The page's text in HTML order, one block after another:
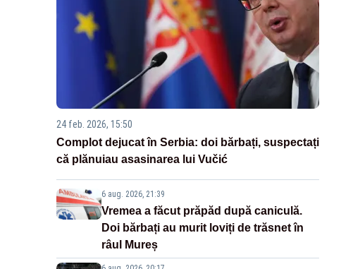
24 feb. 2026, 15:50
Complot dejucat în Serbia: doi bărbați, suspectați
că plănuiau asasinarea lui Vučić
6 aug. 2026, 21:39
Vremea a făcut prăpăd după caniculă.
Doi bărbați au murit loviți de trăsnet în
râul Mureș